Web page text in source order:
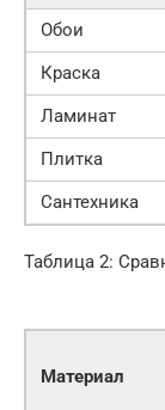
Обои
Краска
Ламинат
Плитка
Сантехника
Таблица 2:
Материал